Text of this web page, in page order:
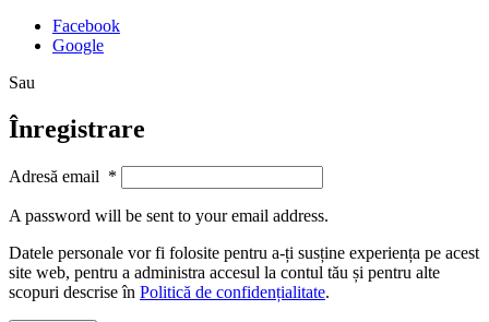
Facebook
Google
Sau
Înregistrare
Adresă email *
A password will be sent to your email address.
Datele personale vor fi folosite pentru a-ți susține experiența pe acest
site web, pentru a administra accesul la contul tău și pentru alte
scopuri descrise în Politică de confidențialitate.